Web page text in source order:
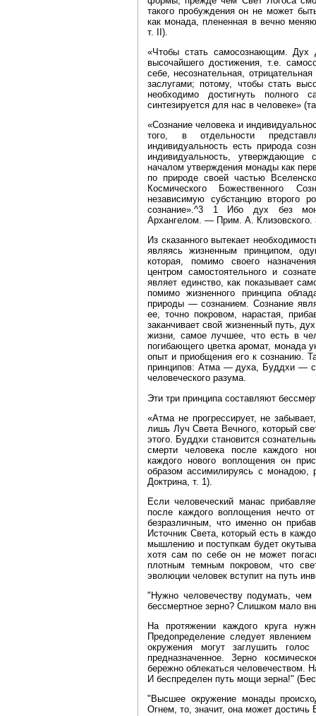
такого пробуждения он не может
как монада, плененная в вечно
т. II).
«Чтобы стать самосознающим. Дух
высочайшего достижения, т.е.
себе, несознательная,
заслугами; потому, чтобы стать
необходимо достигнуть полного
синтезируется для нас в человеке»
«Сознание человека и
того, в отдельности
индивидуальность есть природа
индивидуальность,
началом утверждения монады как
по природе своей частью
Космического Божественного
независимую субстанцию второго
сознание».^3 1 Ибо дух без
Архангелом. — Прим. А.
Из сказанного вытекает
являясь жизненным принципом,
которая, помимо своего
центром самостоятельного и
являет единство, как показывает
помимо жизненного принципа
природы — сознанием. Сознание
ее, точно покровом, нарастая,
заканчивает свой жизненный путь,
жизни, самое лучшее, что есть в
погибающего цветка аромат, монада
опыт и приобщения его к сознанию.
принципов: Атма — духа, Буддхи —
человеческого разума.
Эти три принципа составляют
«Атма не прогрессирует, не
лишь Луч Света Вечного, который
этого. Буддхи становится
смерти человека после каждого
каждого нового воплощения он
образом ассимилируясь с монадою,
Доктрина, т. 1).
Если человеческий манас
после каждого воплощения нечто
безразличным, что именно он
Источник Света, который есть в
мышлению и поступкам будет
хотя сам по себе он не может
плотным темным покровом, что
эволюции человек вступит на путь
"Нужно человечеству подумать,
бессмертное зерно? Слишком мало
На протяжении каждого круга
Предопределение следует
окружения могут заглушить
предназначенное. Зерно
бережно облекаться человечеством.
И беспределен путь мощи зерна!"
"Высшее окружение монады
Огнем, то, значит, она может